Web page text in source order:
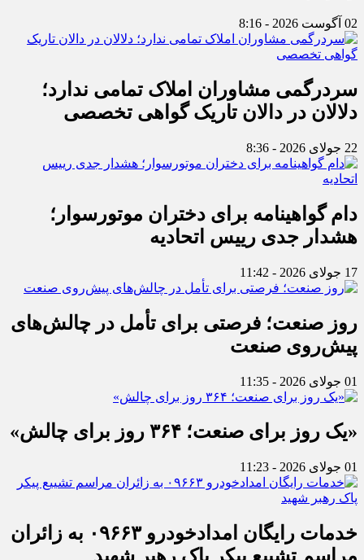
02 آگوست 2026 - 8:16
سردرگمی مشاوران املاک تمامی ندارد؛
دلالان در دالان تاریک گواهی تخصصی
22 جولای 2026 - 8:36
دام گواهینامه برای دختران موتورسوار؛
هشدار جدی رییس اتحادیه
17 جولای 2026 - 11:42
روز صنعت؛ فرصتی برای تأمل در چالش‌های
پیش‌روی صنعت
01 جولای 2026 - 11:35
«یک روز برای صنعت؛ ۳۶۴ روز برای چالش»
01 جولای 2026 - 11:23
خدمات رایگان امدادخودرو ۰۹۶۶۳ به زائران